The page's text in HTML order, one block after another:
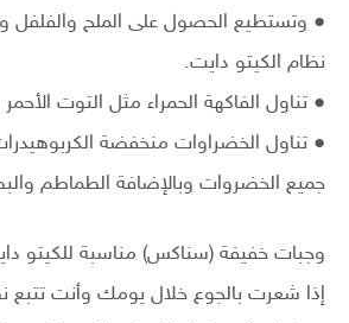
● وتستطيع الحصول على الملح والفلفل
نظام الكيتو دايت.
● تناول الفاكهة الحمراء مثل التوت الأحمر
● تناول الخضراوات منخفضة
جميع الخضروات وبالإضافة الطماطم
وجبات خفيفة (سناكس) مناسبة للكيتو
إذا شعرت بالجوع خلال يومك وأنت تتبع